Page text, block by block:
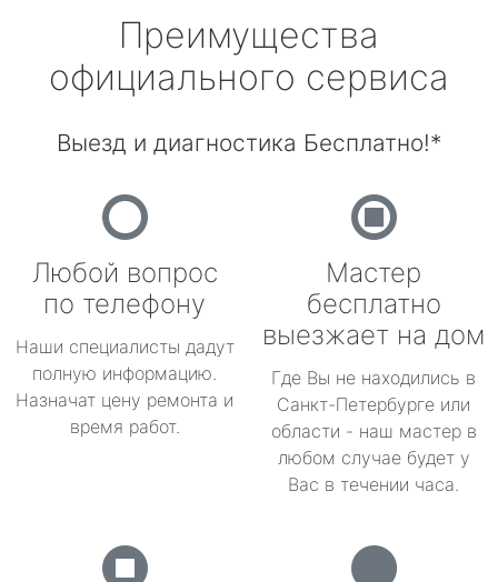
Преимущества
официального сервиса
Выезд и диагностика Бесплатно!*
Любой вопрос
по телефону
Наши специалисты дадут
полную информацию.
Назначат цену ремонта и
время работ.
Мастер
бесплатно
выезжает на дом
Где Вы не находились в
Санкт-Петербурге или
области - наш мастер в
любом случае будет у
Вас в течении часа.